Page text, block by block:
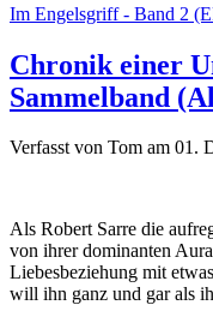
Im Engelsgriff - Band 2
Chronik einer
Sammelband
Verfasst von Tom am 01.
Als Robert Sarre die
von ihrer dominanten
Liebesbeziehung mit
will ihn ganz und gar als